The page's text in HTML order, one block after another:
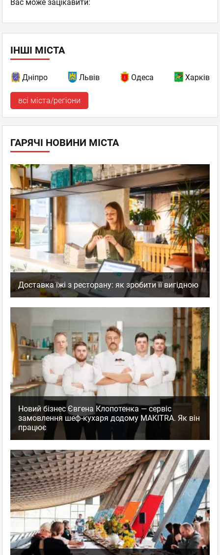
Вас може зацікавити:
ІНШІ МІСТА
Дніпро Львів Одеса Харків
всі міста/регіони
ГАРЯЧІ НОВИНИ МІСТА
Доставка їжі з ресторану: як зробити її вигідною
Новий бізнес Євгена Клопотенка — сервіс
замовлення шеф-кухаря додому MAKITRA. Як він
працює